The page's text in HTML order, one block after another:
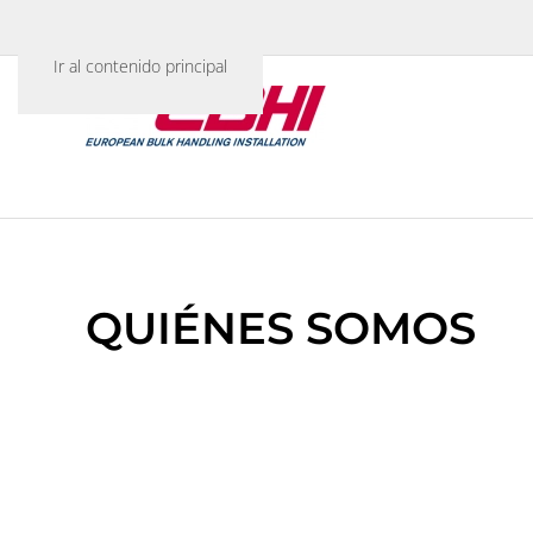
Ir al contenido principal
QUIÉNES SOMOS